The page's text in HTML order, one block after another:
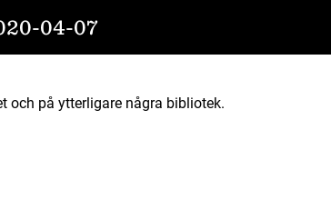
04-07
och på ytterligare några bibliotek.